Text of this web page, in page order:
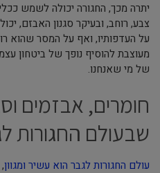
יתרה מכך, החגורה יכולה לשמש
צבע, רוחב, ובעיקר סגנון האבזם,
על העדפותיו, ואף על המסר שהוא
מעוצבת להוסיף נופך של ביטחון
של מי שאנחנו.
חומרים, אבזמים
שבעולם החגורות
עולם החגורות לגבר הוא עשיר ומגוון